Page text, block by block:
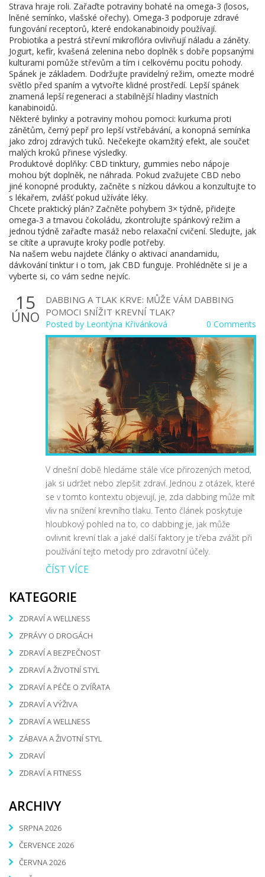
Strava hraje roli. Zařaďte potraviny bohaté na omega‑3 (losos,
lněné semínko, vlašské ořechy). Omega‑3 podporuje zdravé
fungování receptorů, které endokanabinoidy používají.
Probiotika a pestrá střevní mikroflóra ovlivňují náladu a záněty.
Jogurt, kefír, kvašená zelenina nebo doplněk s dobře popsanými
kulturami pomůže střevům a tím i celkovému pocitu pohody.
Spánek je základem. Dodržujte pravidelný režim, omezte modré
světlo před spaním a vytvořte klidné prostředí. Lepší spánek
znamená lepší regeneraci a stabilnější hladiny vlastních
kanabinoidů.
Některé bylinky a potraviny mohou pomoci: kurkuma proti
zánětům, černý pepř pro lepší vstřebávání, a konopná semínka
jako zdroj zdravých tuků. Nečekejte okamžitý efekt, ale součet
malých kroků přinese výsledky.
Produktové doplňky: CBD tinktury, gummies nebo nápoje
mohou být doplněk, ne náhrada. Pokud zvažujete CBD nebo
jiné konopné produkty, začněte s nízkou dávkou a konzultujte to
s lékařem, zvlášť pokud užíváte léky.
Chcete praktický plán? Začněte pohybem 3× týdně, přidejte
omega‑3 a tmavou čokoládu, zkontrolujte spánkový režim a
jednou týdně zařaďte masáž nebo relaxační cvičení. Sledujte, jak
se cítíte a upravujte kroky podle potřeby.
Na našem webu najdete články o aktivaci anandamidu,
dávkování tinktur i o tom, jak CBD funguje. Prohlédněte si je a
vyberte si, co vám sedne nejvíc.
15
ÚNO
DABBING A TLAK KRVE: MŮŽE VÁM DABBING
POMOCI SNÍŽIT KREVNÍ TLAK?
Posted by Leontýna Křivánková 0 Comments
V dnešní době hledáme stále více přirozených metod,
jak si udržet nebo zlepšit zdraví. Jednou z otázek, které
se v tomto kontextu objevují, je, zda dabbing může mít
vliv na snížení krevního tlaku. Tento článek poskytuje
hloubkový pohled na to, co dabbing je, jak může
ovlivnit krevní tlak a jaké další faktory je třeba zvážit při
používání tejto metody pro zdravotní účely.
ČÍST VÍCE
KATEGORIE
ZDRAVÍ A WELLNESS
ZPRÁVY O DROGÁCH
ZDRAVÍ A BEZPEČNOST
ZDRAVÍ A ŽIVOTNÍ STYL
ZDRAVÍ A PÉČE O ZVÍŘATA
ZDRAVÍ A VÝŽIVA
ZDRAVÍ A WELLNESS
ZÁBAVA A ŽIVOTNÍ STYL
ZDRAVÍ
ZDRAVÍ A FITNESS
ARCHIVY
SRPNA 2026
ČERVENCE 2026
ČERVNA 2026